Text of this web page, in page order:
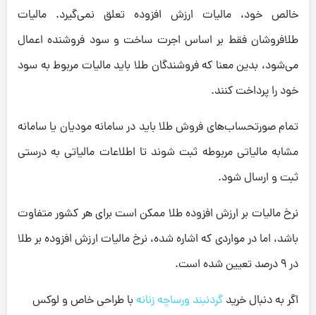
خالص خود، مالیات ارزش افزوده تعلق نمی‌گیرد. مالیات
طلافروشان فقط بر اساس اجرت ساخت و سود فروشنده اعمال
می‌شود، بدین معنا که فروشندگان طلا باید مالیات مربوط به سود
خود را پرداخت کنند.
تمام صورتحساب‌های فروش طلا باید در سامانه مودیان یا سامانه
مشابه مالیاتی مربوطه ثبت شوند تا اطلاعات مالیاتی به درستی
ثبت و ارسال شود.
نرخ مالیات بر ارزش افزوده طلا ممکن است برای هر کشور متفاوت
باشد، اما در مواردی که اشاره شده، نرخ مالیات ارزش افزوده بر طلا
در 9 درصد تعیین شده است.
اگر به دنبال خرید گردنبند ورساچه زنانه با طراحی خاص و لوکس